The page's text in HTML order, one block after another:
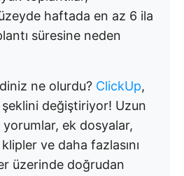
haftada en az 6 ila
süresine neden
ne olurdu? ClickUp,
şeklini değiştiriyor! Uzun
ek dosyalar,
ve daha fazlasını
üzerinde doğrudan